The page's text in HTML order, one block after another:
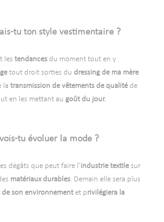
tu ton style vestimentaire ?
les tendances du moment tout en y
tout droit sorties du dressing de ma mère
la transmission de vêtements de qualité de
en les mettant au goût du jour.
tu évoluer la mode ?
dégâts que peut faire l’industrie textile sur
matériaux durables. Demain elle sera plus
de son environnementet privilégiera la